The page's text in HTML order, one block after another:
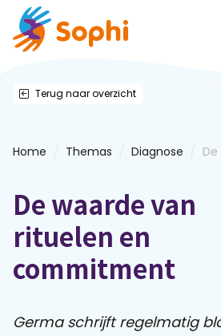
Thema's
Leren & ontmoeten
Webinars
E-learnings
Terug naar overzicht
Home Themas Diagnose
De waarde van
rituelen en
commitment
Germa schrijft regelmatig